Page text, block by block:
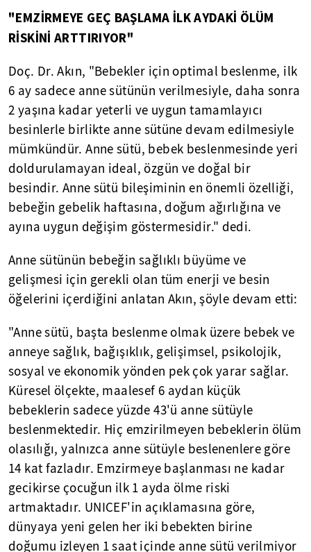
"EMZİRMEYE GEÇ BAŞLAMA İLK AYDAKİ ÖLÜM
RİSKİNİ ARTTIRIYOR"
Doç. Dr. Akın, "Bebekler için optimal beslenme, ilk
6 ay sadece anne sütünün verilmesiyle, daha sonra
2 yaşına kadar yeterli ve uygun tamamlayıcı
besinlerle birlikte anne sütüne devam edilmesiyle
mümkündür. Anne sütü, bebek beslenmesinde yeri
doldurulamayan ideal, özgün ve doğal bir
besindir. Anne sütü bileşiminin en önemli özelliği,
bebeğin gebelik haftasına, doğum ağırlığına ve
ayına uygun değişim göstermesidir." dedi.
Anne sütünün bebeğin sağlıklı büyüme ve
gelişmesi için gerekli olan tüm enerji ve besin
öğelerini içerdiğini anlatan Akın, şöyle devam etti:
"Anne sütü, başta beslenme olmak üzere bebek ve
anneye sağlık, bağışıklık, gelişimsel, psikolojik,
sosyal ve ekonomik yönden pek çok yarar sağlar.
Küresel ölçekte, maalesef 6 aydan küçük
bebeklerin sadece yüzde 43'ü anne sütüyle
beslenmektedir. Hiç emzirilmeyen bebeklerin ölüm
olasılığı, yalnızca anne sütüyle beslenenlere göre
14 kat fazladır. Emzirmeye başlanması ne kadar
gecikirse çocuğun ilk 1 ayda ölme riski
artmaktadır. UNICEF'in açıklamasına göre,
dünyaya yeni gelen her iki bebekten birine
doğumu izleyen 1 saat içinde anne sütü verilmiyor